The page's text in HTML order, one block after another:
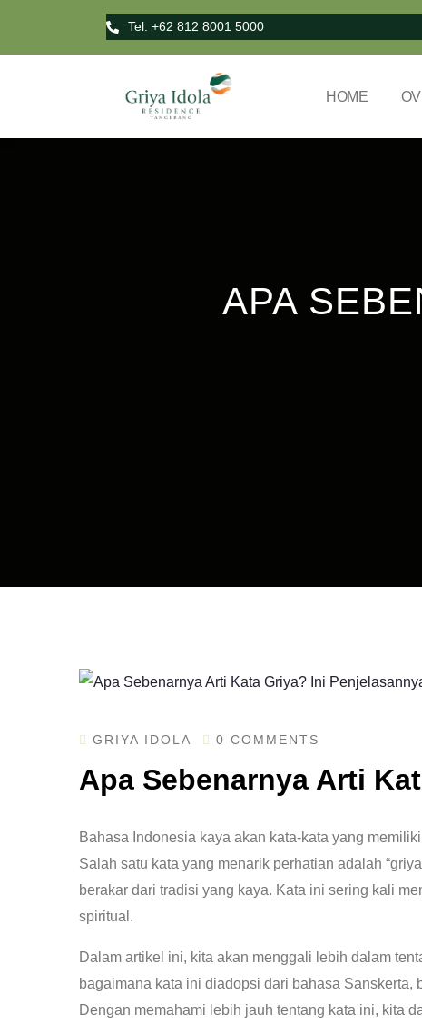
Tel. +62 812 8001 5000
HOME
APA
GRIYA IDOLA 0 COMMENTS
Apa Sebenarnya Arti
Bahasa Indonesia kaya akan kata-kata yang
Salah satu kata yang menarik perhatian adalah
berakar dari tradisi yang kaya. Kata ini sering kali
spiritual.
Dalam artikel ini, kita akan menggali lebih dalam
bagaimana kata ini diadopsi dari bahasa
Dengan memahami lebih jauh tentang kata ini, kita